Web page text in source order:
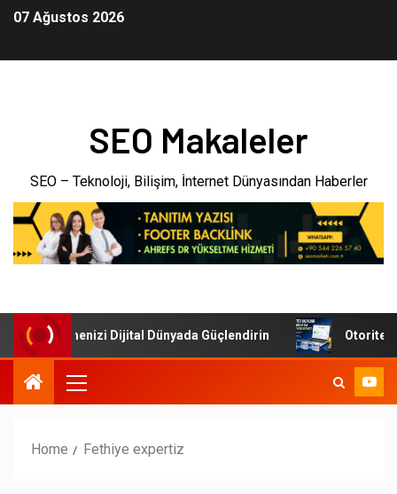
07 Ağustos 2026
SEO Makaleler
SEO – Teknoloji, Bilişim, İnternet Dünyasından Haberler
İşletmenizi Dijital Dünyada Güçlendirin Otoriter
Home Fethiye expertiz